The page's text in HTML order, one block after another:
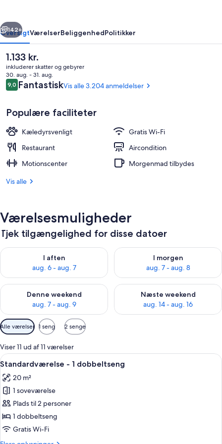
Siddeområde i lobbyen
Næste
142+
OversigtVærelserBeliggenhedPolitikker
Den
nuværende
pris
er
1.133 kr.
1.133 kr.
inkluderer skatter og gebyrer
30. aug. - 31. aug.
Anmeldelser
9,09,0 ud af 10.
FantastiskVis alle 3.204 anmeldelser
Populære faciliteter
Kæledyrsvenligt
Gratis Wi-Fi
Restaurant
Aircondition
Motionscenter
Morgenmad tilbydes
Vis alle
Værelsesmuligheder
Tjek tilgængelighed for disse datoer
I aften
aug. 6 - aug. 7
Tjek tilgængelighed for i aften aug. 6 - aug. 7
I morgen
aug. 7 - aug. 8
Tjek tilgængelighed for i
Denne weekend
aug. 7 - aug. 9
Tjek tilgængelighed for denne weekend aug. 7 - aug. 9
Næste weekend
aug. 14 - aug. 16
Tjek tilgængelighed for næste
Tilgængelige
filtre
for
værelser
Alle værelser 1 seng 2 senge
Viser 11 ud af 11 værelser
Indlæs
alle
billeder
af
Standardværelse
-
1
Et hotelværelse med en stor seng,
10
Standardværelse - 1 dobbeltseng
20 m²
1 soveværelse
Plads til 2 personer
1 dobbeltseng
Gratis Wi-Fi